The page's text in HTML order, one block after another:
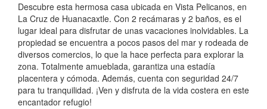
Descubre esta hermosa casa ubicada en Vista Pelicanos, en
La Cruz de Huanacaxtle. Con 2 recámaras y 2 baños, es el
lugar ideal para disfrutar de unas vacaciones inolvidables. La
propiedad se encuentra a pocos pasos del mar y rodeada de
diversos comercios, lo que la hace perfecta para explorar la
zona. Totalmente amueblada, garantiza una estadía
placentera y cómoda. Además, cuenta con seguridad 24/7
para tu tranquilidad. ¡Ven y disfruta de la vida costera en este
encantador refugio!